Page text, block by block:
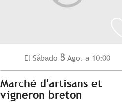
El Sábado 8 Ago. a 10:00
Marché d'artisans et
vigneron breton